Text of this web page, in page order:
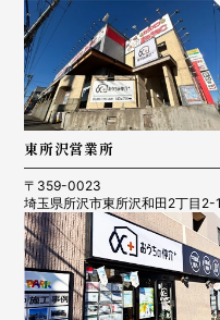
東所沢営業所
〒359-0023
埼玉県所沢市東所沢和田2丁目2-1